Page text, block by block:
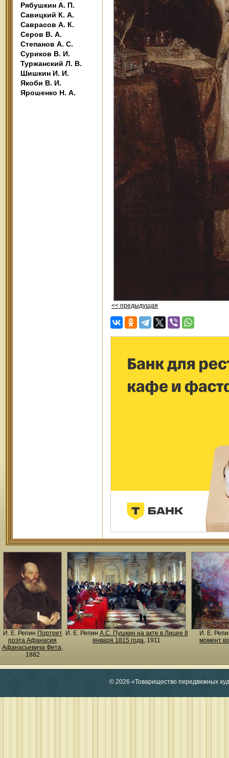
Рябушкин А. П.
Савицкий К. А.
Саврасов А. К.
Серов В. А.
Степанов А. С.
Суриков В. И.
Туржанский Л. В.
Шишкин И. И.
Якоби В. И.
Ярошенко Н. А.
<< предыдущая
И. Е. Репин Портрет
поэта Афанасия
Афанасьевича Фета,
1882
И. Е. Репин А.С. Пушкин на акте в Лицее 8
января 1815 года, 1911
И. Е.
момент
© 2026 «Товарищество передвижных